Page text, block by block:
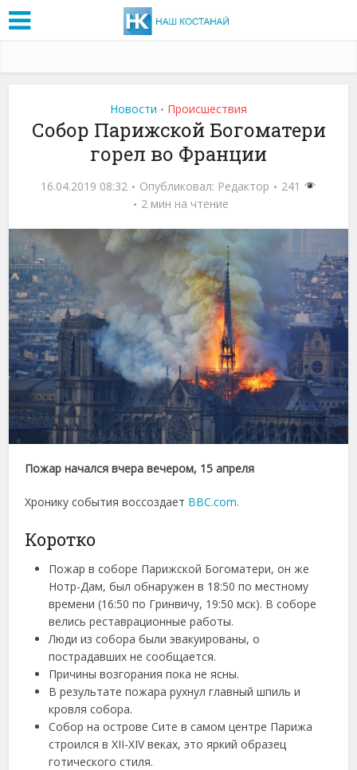
Новости • Проиcшествия
Собор Парижской Богоматери
горел во Франции
16.04.2019 08:32 Опубликовал: Редактор
241
2 мин на чтение
Пожар начался вчера вечером, 15 апреля
Хронику события воссоздает BBC.com.
Коротко
Пожар в соборе Парижской Богоматери, он же
Нотр-Дам, был обнаружен в 18:50 по местному
времени (16:50 по Гринвичу, 19:50 мск). В соборе
велись реставрационные работы.
Люди из собора были эвакуированы, о
пострадавших не сообщается.
Причины возгорания пока не ясны.
В результате пожара рухнул главный шпиль и
кровля собора.
Собор на острове Сите в самом центре Парижа
строился в XII-XIV веках, это яркий образец
готического стиля.